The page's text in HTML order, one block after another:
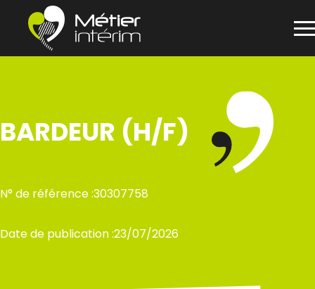
BARDEUR (H/F)
N° de référence :30307758
Date de publication :23/07/2026
Panneau de gestion des cookies